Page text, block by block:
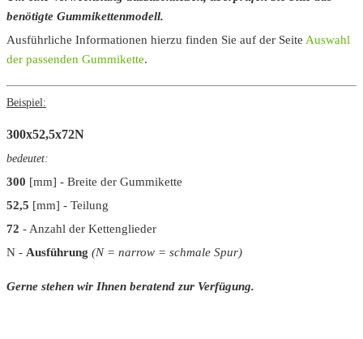
benötigte Gummikettenmodell.
Ausführliche Informationen hierzu finden Sie auf der Seite Auswahl
der passenden Gummikette.
Beispiel:
300x52,5x72N
bedeutet:
300 [mm] - Breite der Gummikette
52,5 [mm] - Teilung
72 - Anzahl der Kettenglieder
N - Ausführung (N = narrow = schmale Spur)
Gerne stehen wir Ihnen beratend zur Verfügung.